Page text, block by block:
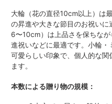
大輪（花の直径10cm以上）は
の昇進や大きな節目のお祝い
6〜10cm）は上品さを保ちな
進祝いなどに最適です。小輪
可愛らしい印象で、個人的な
ます。
本数による贈り物の規模：